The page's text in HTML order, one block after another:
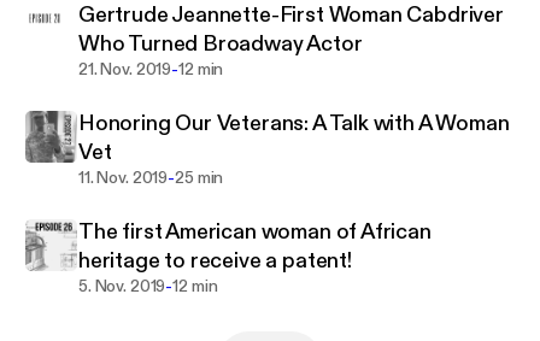
Gertrude Jeannette-First Woman Cabdriver
Who Turned Broadway Actor
21. Nov. 2019-12 min
Honoring Our Veterans: A Talk with A Woman
Vet
11. Nov. 2019-25 min
The first American woman of African
heritage to receive a patent!
5. Nov. 2019-12 min